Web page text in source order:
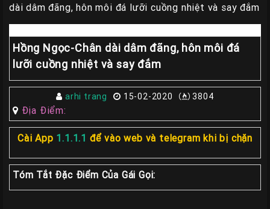
TRANG
CHỦ
Liên
Hệ
Đăng
Gái
Gọi
Gòn
Gái
dài dâm đãng, hôn môi đá lưỡi cuồng nhiệt và say đắm
Hồng Ngọc-Chân dài dâm đãng, hôn môi đá
lưỡi cuồng nhiệt và say đắm
arhi trang 15-02-2020 3804
Địa Điểm:
Cài App 1.1.1.1 để vào web và telegram khi bị chặn
Tóm Tắt Đặc Điểm Của Gái Gọi: